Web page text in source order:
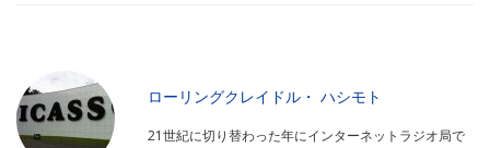
ローリングクレイドル・ ハシモト
21世紀に切り替わった年にインターネットラジオ局で